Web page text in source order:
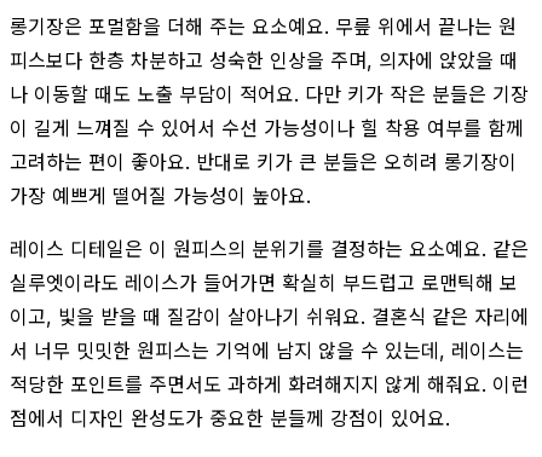
롱기장은 포멀함을 더해 주는 요소예요. 무릎 위에서 끝나는 원
피스보다 한층 차분하고 성숙한 인상을 주며, 의자에 앉았을 때
나 이동할 때도 노출 부담이 적어요. 다만 키가 작은 분들은 기장
이 길게 느껴질 수 있어서 수선 가능성이나 힐 착용 여부를 함께
고려하는 편이 좋아요. 반대로 키가 큰 분들은 오히려 롱기장이
가장 예쁘게 떨어질 가능성이 높아요.
레이스 디테일은 이 원피스의 분위기를 결정하는 요소예요. 같은
실루엣이라도 레이스가 들어가면 확실히 부드럽고 로맨틱해 보
이고, 빛을 받을 때 질감이 살아나기 쉬워요. 결혼식 같은 자리에
서 너무 밋밋한 원피스는 기억에 남지 않을 수 있는데, 레이스는
적당한 포인트를 주면서도 과하게 화려해지지 않게 해줘요. 이런
점에서 디자인 완성도가 중요한 분들께 강점이 있어요.